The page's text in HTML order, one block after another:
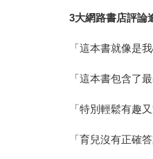
3大網路書店評論
「這本書就像是
「這本書包含了
「特別輕鬆有趣
「育兒沒有正確